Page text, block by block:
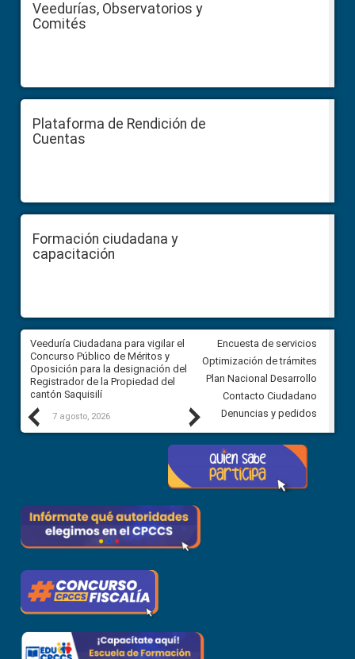
Veedurías, Observatorios y
Comités
Plataforma de Rendición de
Cuentas
Formación ciudadana y
capacitación
Previous
Veeduría Ciudadana para vigilar el
Concurso Público de Méritos y
Oposición para la designación del
Registrador de la Propiedad del
cantón Saquisilí
7 agosto, 2026
Veeduría Ciudadana para
construcción del asfaltado de
Ballenita del cantón Santa
7 agosto, 2026
Next
Encuesta de servicios
Optimización de trámites
Plan Nacional Desarrollo
Contacto Ciudadano
Denuncias y pedidos